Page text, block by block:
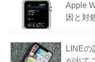
Apple
因と対
LINEの